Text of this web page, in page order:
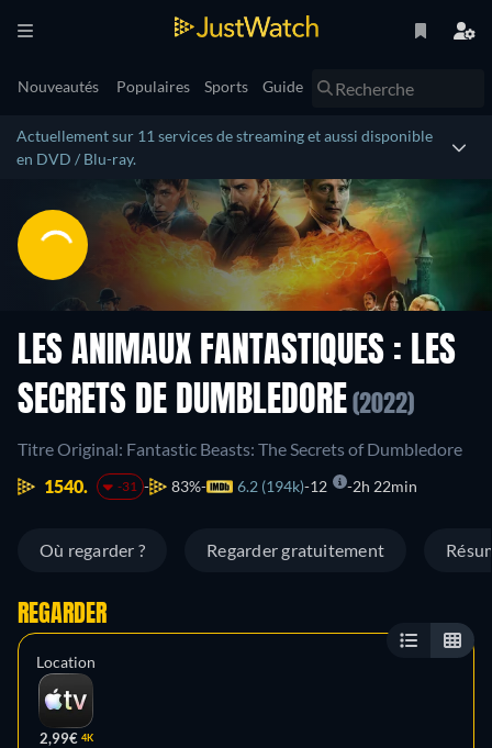
Nouveautés Populaires Sports Guide
Actuellement sur 11 services de streaming et aussi disponible
en DVD / Blu-ray.
LES ANIMAUX FANTASTIQUES : LES
SECRETS DE DUMBLEDORE (2022)
Titre Original: Fantastic Beasts: The Secrets of Dumbledore
1540.
-31 83% 6.2 (194k) 12 2h 22min
Où regarder ? Regarder gratuitement
REGARDER
Location
2,99€ 4K